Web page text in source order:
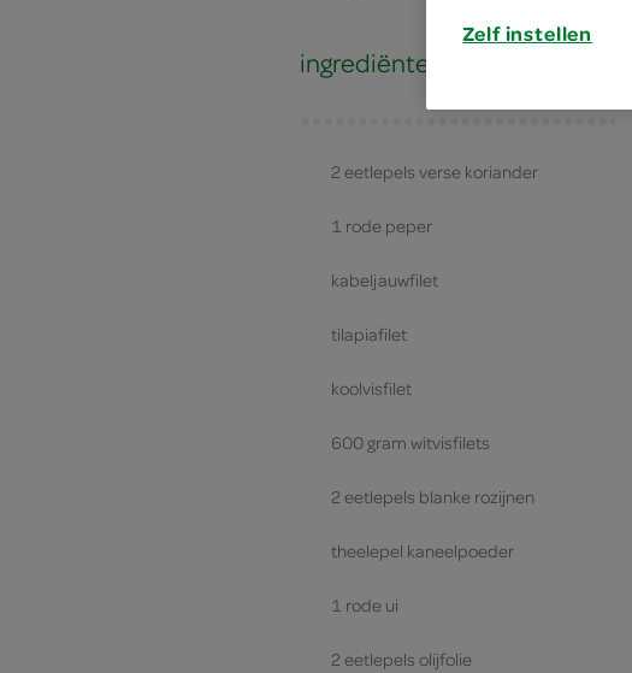
ingrediënten
2 eetlepels verse koriander
1 rode peper
kabeljauwfilet
tilapiafilet
koolvisfilet
600 gram witvisfilets
2 eetlepels blanke rozijnen
theelepel kaneelpoeder
1 rode ui
2 eetlepels olijfolie
Zelf instellen